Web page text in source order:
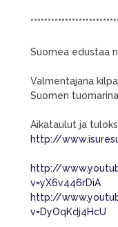
Suomea edustaa
Valmentajana
Suomen
Aikataulut ja
http://
http://
v=yX6v446rDiA
http://
v=DyOqKdj4HcU